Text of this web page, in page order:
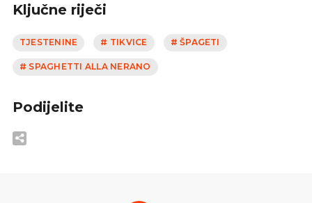
Ključne riječi
TJESTENINE # TIKVICE # ŠPAGETI
# SPAGHETTI ALLA NERANO
Podijelite